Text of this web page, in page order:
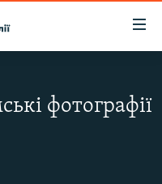
фотографії